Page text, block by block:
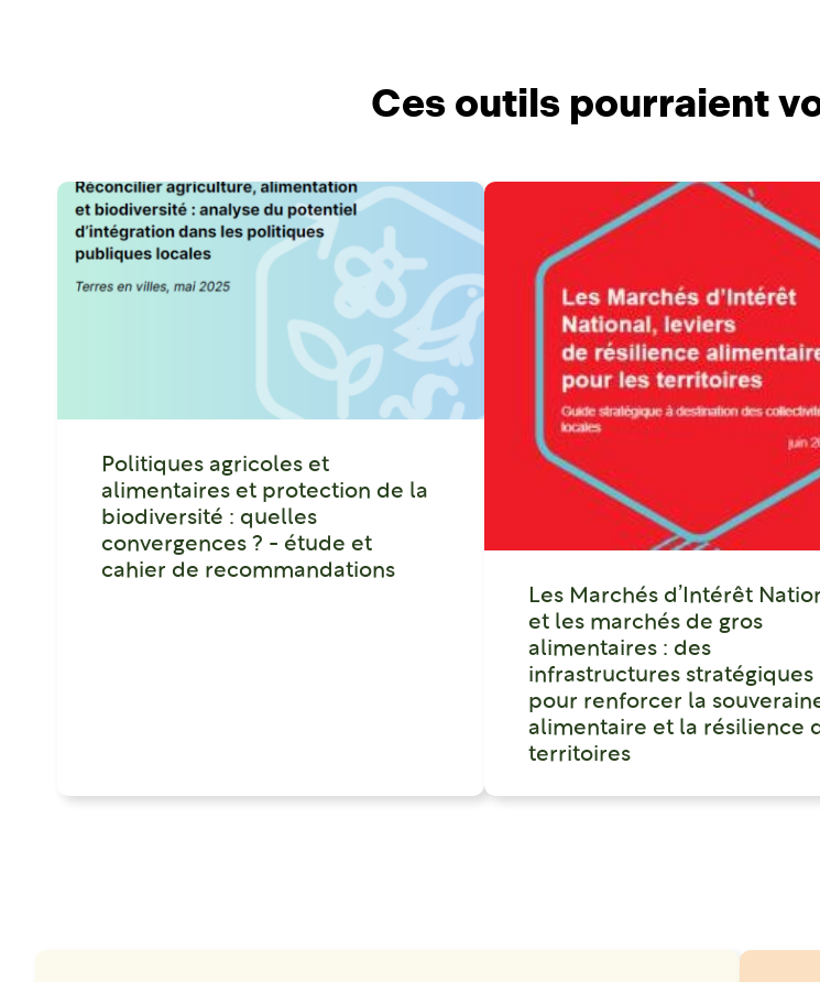
Ces outils pourraient
Politiques agricoles et
alimentaires et protection de la
biodiversité : quelles
convergences ? - étude et
cahier de recommandations
Les Marchés d’Intérêt
et les marchés de gros
alimentaires : des
infrastructures stratégiques
pour renforcer la
alimentaire et la résilience
territoires